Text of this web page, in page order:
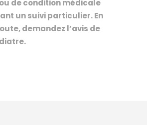
de condition médicale
un suivi particulier. En
demandez l’avis de